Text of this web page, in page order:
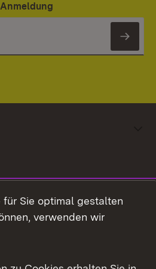
für Sie optimal gestalten
verwenden wir